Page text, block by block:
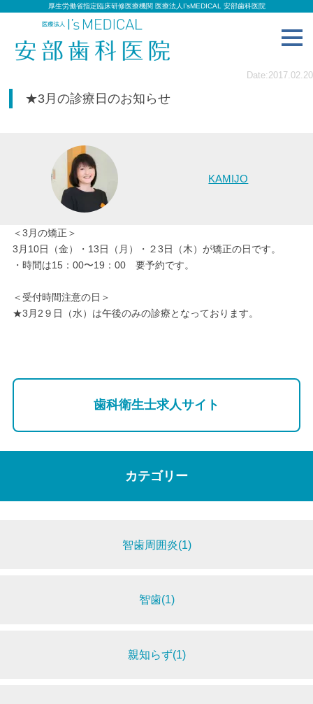
厚生労働省指定臨床研修医療機関 医療法人I’sMEDICAL 安部歯科医院
Date:2017.02.20
★3月の診療日のお知らせ
KAMIJO
＜3月の矯正＞
3月10日（金）・13日（月）・２3日（木）が矯正の日です。
・時間は15：00〜19：00 要予約です。
＜受付時間注意の日＞
★3月2９日（水）は午後のみの診療となっております。
歯科衛生士求人サイト
カテゴリー
智歯周囲炎(1)
智歯(1)
親知らず(1)